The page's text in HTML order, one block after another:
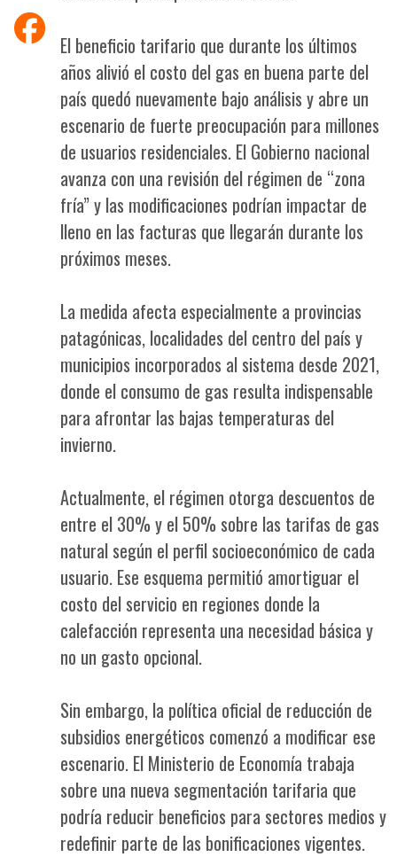
El beneficio tarifario que durante los últimos
años alivió el costo del gas en buena parte del
país quedó nuevamente bajo análisis y abre un
escenario de fuerte preocupación para millones
de usuarios residenciales. El Gobierno nacional
avanza con una revisión del régimen de “zona
fría” y las modificaciones podrían impactar de
lleno en las facturas que llegarán durante los
próximos meses.
La medida afecta especialmente a provincias
patagónicas, localidades del centro del país y
municipios incorporados al sistema desde 2021,
donde el consumo de gas resulta indispensable
para afrontar las bajas temperaturas del
invierno.
Actualmente, el régimen otorga descuentos de
entre el 30% y el 50% sobre las tarifas de gas
natural según el perfil socioeconómico de cada
usuario. Ese esquema permitió amortiguar el
costo del servicio en regiones donde la
calefacción representa una necesidad básica y
no un gasto opcional.
Sin embargo, la política oficial de reducción de
subsidios energéticos comenzó a modificar ese
escenario. El Ministerio de Economía trabaja
sobre una nueva segmentación tarifaria que
podría reducir beneficios para sectores medios y
redefinir parte de las bonificaciones vigentes.